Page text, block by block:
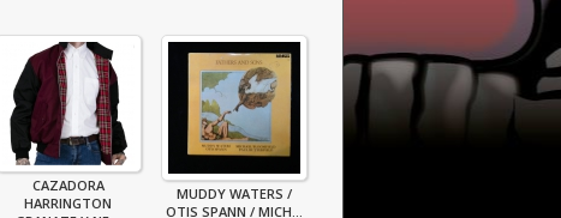
CAZADORA
HARRINGTON
MUDDY WATERS /
OTIS SPANN / MICH...